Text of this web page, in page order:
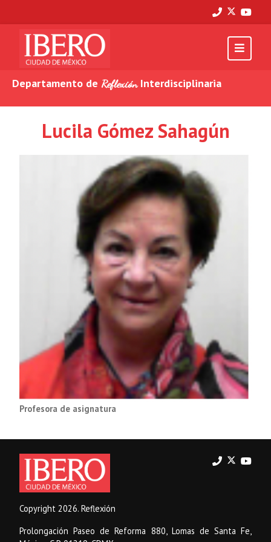
Departamento de ReflexiónInterdisciplinaria
Lucila Gómez Sahagún
Profesora de asignatura
Copyright 2026. Reflexión
Prolongación Paseo de Reforma 880, Lomas de Santa Fe,